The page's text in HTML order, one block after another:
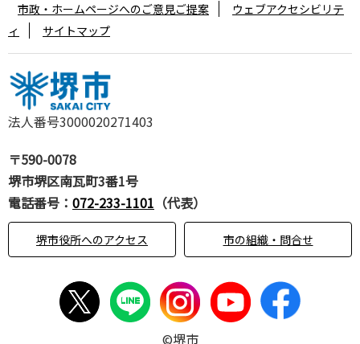
法人番号3000020271403
〒590-0078
堺市堺区南瓦町3番1号
電話番号： 072-233-1101 （代表）
堺市役所へのアクセス 市の組織・問合せ
市政・ホームページへのご意見ご提案
ウェブアクセシビリテ
ィ
サイトマップ
©堺市